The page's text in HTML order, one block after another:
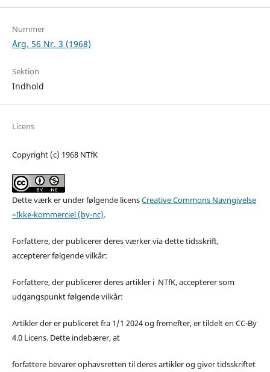
Nummer
Årg. 56 Nr. 3 (1968)
Sektion
Indhold
Licens
Copyright (c) 1968 NTfK
Dette værk er under følgende licensCreative Commons Navngivelse
–Ikke-kommerciel (by-nc).
Forfattere, der publicerer deres værker via dette tidsskrift,
accepterer følgende vilkår:
Forfattere, der publicerer deres artikler i NTfK, accepterer som
udgangspunkt følgende vilkår:
Artikler der er publiceret fra 1/1 2024 og fremefter, er tildelt en CC-By
4.0 Licens. Dette indebærer, at
forfattere bevarer ophavsretten til deres artikler og giver tidsskriftet